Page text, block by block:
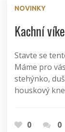
NOVINKY
Kachní
Stavte se
Máme pro
stehýnko,
houskový
0 0